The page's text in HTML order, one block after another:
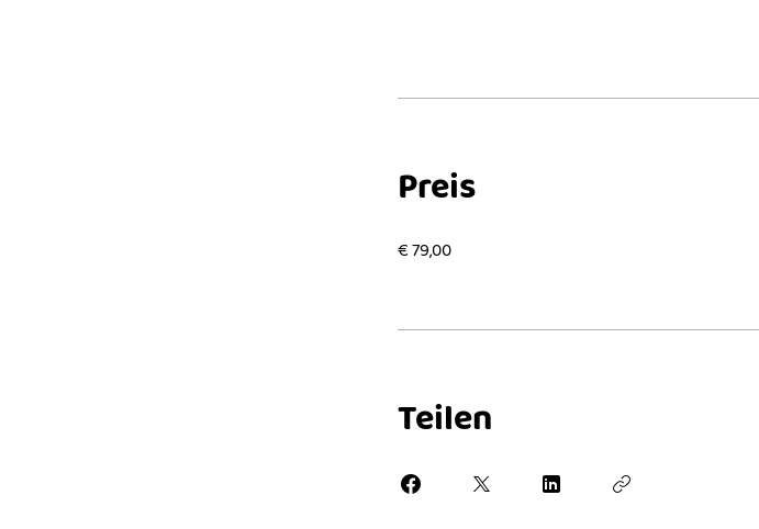
Preis
€ 79,00
Teilen